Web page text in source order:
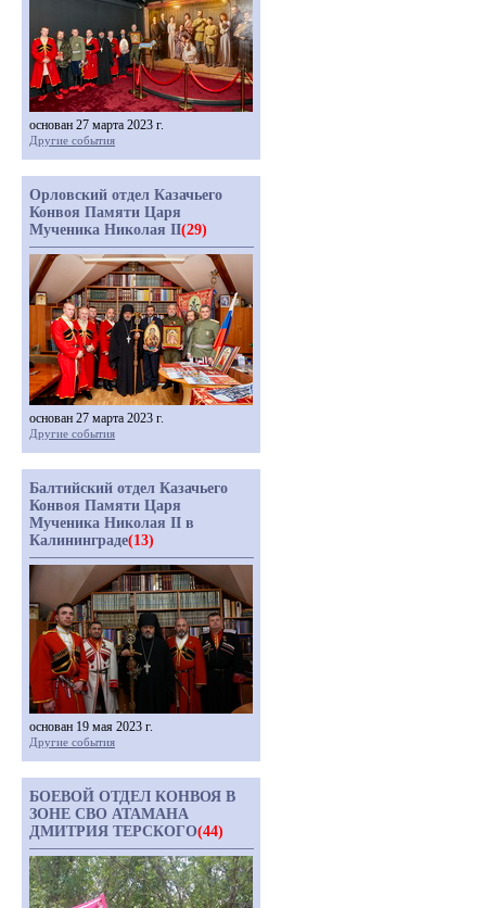
основан 27 марта 2023 г.
Другие события
Орловский отдел Казачьего
Конвоя Памяти Царя
Мученика Николая II(29)
основан 27 марта 2023 г.
Другие события
Балтийский отдел Казачьего
Конвоя Памяти Царя
Мученика Николая II в
Калининграде(13)
основан 19 мая 2023 г.
Другие события
БОЕВОЙ ОТДЕЛ КОНВОЯ В
ЗОНЕ СВО АТАМАНА
ДМИТРИЯ ТЕРСКОГО(44)